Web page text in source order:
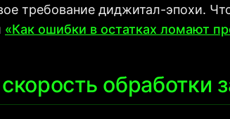
требование диджитал-эпохи.
«Как ошибки в остатках ломают
обработки